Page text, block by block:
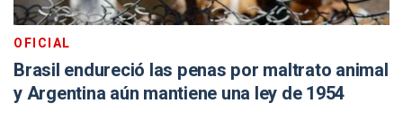
OFICIAL
Brasil endureció las penas por maltrato animal
y Argentina aún mantiene una ley de 1954